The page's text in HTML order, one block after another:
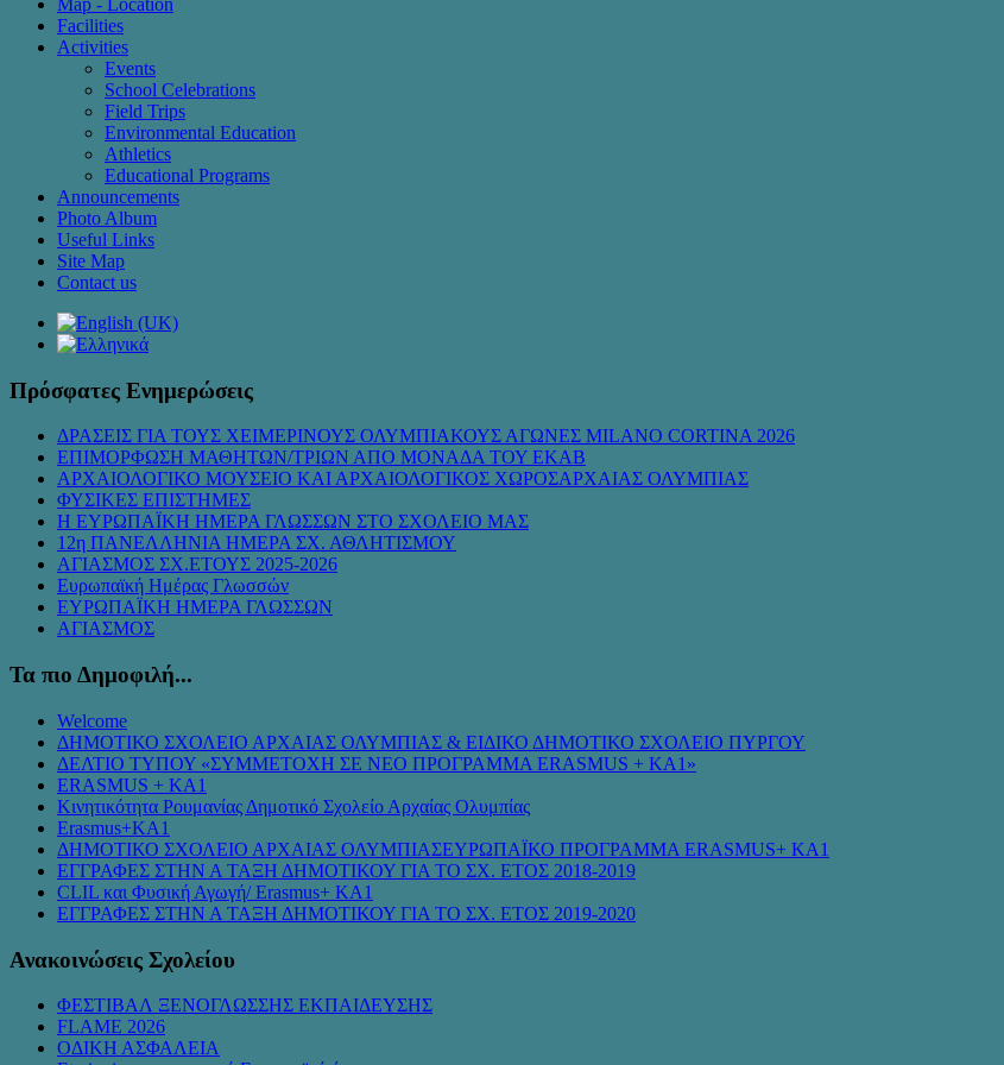
Map - Location
Facilities
Activities
Events
School Celebrations
Field Trips
Environmental Education
Athletics
Educational Programs
Announcements
Photo Album
Useful Links
Site Map
Contact us
Πρόσφατες Ενημερώσεις
ΔΡΑΣΕΙΣ ΓΙΑ ΤΟΥΣ ΧΕΙΜΕΡΙΝΟΥΣ ΟΛΥΜΠΙΑΚΟΥΣ ΑΓΩΝΕΣ MILANO CORTINA 2026
ΕΠΙΜΟΡΦΩΣΗ ΜΑΘΗΤΩΝ/ΤΡΙΩΝ ΑΠΟ ΜΟΝΑΔΑ ΤΟΥ ΕΚΑΒ
ΑΡΧΑΙΟΛΟΓΙΚΟ ΜΟΥΣΕΙΟ ΚΑΙ ΑΡΧΑΙΟΛΟΓΙΚΟΣ ΧΩΡΟΣΑΡΧΑΙΑΣ ΟΛΥΜΠΙΑΣ
ΦΥΣΙΚΕΣ ΕΠΙΣΤΗΜΕΣ
Η ΕΥΡΩΠΑΪΚΗ ΗΜΕΡΑ ΓΛΩΣΣΩΝ ΣΤΟ ΣΧΟΛΕΙΟ ΜΑΣ
12η ΠΑΝΕΛΛΗΝΙΑ ΗΜΕΡΑ ΣΧ. ΑΘΛΗΤΙΣΜΟΥ
ΑΓΙΑΣΜΟΣ ΣΧ.ΕΤΟΥΣ 2025-2026
Ευρωπαϊκή Ημέρας Γλωσσών
ΕΥΡΩΠΑΪΚΗ ΗΜΕΡΑ ΓΛΩΣΣΩΝ
ΑΓΙΑΣΜΟΣ
Τα πιο Δημοφιλή...
Welcome
ΔΗΜΟΤΙΚΟ ΣΧΟΛΕΙΟ ΑΡΧΑΙΑΣ ΟΛΥΜΠΙΑΣ & ΕΙΔΙΚΟ ΔΗΜΟΤΙΚΟ ΣΧΟΛΕΙΟ ΠΥΡΓΟΥ
ΔΕΛΤΙΟ ΤΥΠΟΥ «ΣΥΜMΕΤΟΧΗ ΣΕ ΝΕΟ ΠΡΟΓΡΑΜΜΑ ERASMUS + KA1»
ERASMUS + KA1
Κινητικότητα Ρουμανίας Δημοτικό Σχολείο Αρχαίας Ολυμπίας
Erasmus+KA1
ΔΗΜΟΤΙΚΟ ΣΧΟΛΕΙΟ ΑΡΧΑΙΑΣ ΟΛΥΜΠΙΑΣΕΥΡΩΠΑΪΚΟ ΠΡΟΓΡΑΜΜΑ ERASMUS+ KA1
ΕΓΓΡΑΦΕΣ ΣΤΗΝ Α ΤΑΞΗ ΔΗΜΟΤΙΚΟΥ ΓΙΑ ΤΟ ΣΧ. ΕΤΟΣ 2018-2019
CLIL και Φυσική Αγωγή/ Erasmus+ KA1
ΕΓΓΡΑΦΕΣ ΣΤΗΝ Α ΤΑΞΗ ΔΗΜΟΤΙΚΟΥ ΓΙΑ ΤΟ ΣΧ. ΕΤΟΣ 2019-2020
Ανακοινώσεις Σχολείου
ΦΕΣΤΙΒΑΛ ΞΕΝΟΓΛΩΣΣΗΣ ΕΚΠΑΙΔΕΥΣΗΣ
FLAME 2026
ΟΔΙΚΗ ΑΣΦΑΛΕΙΑ